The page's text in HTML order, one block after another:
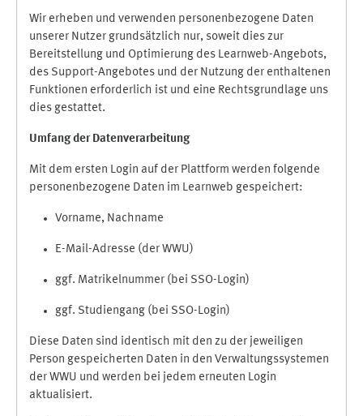
Wir erheben und verwenden personenbezogene Daten
unserer Nutzer grundsätzlich nur, soweit dies zur
Bereitstellung und Optimierung des Learnweb-Angebots,
des Support-Angebotes und der Nutzung der enthaltenen
Funktionen erforderlich ist und eine Rechtsgrundlage uns
dies gestattet.
Umfang der Datenverarbeitung
Mit dem ersten Login auf der Plattform werden folgende
personenbezogene Daten im Learnweb gespeichert:
Vorname, Nachname
E-Mail-Adresse (der WWU)
ggf. Matrikelnummer (bei SSO-Login)
ggf. Studiengang (bei SSO-Login)
Diese Daten sind identisch mit den zu der jeweiligen
Person gespeicherten Daten in den Verwaltungssystemen
der WWU und werden bei jedem erneuten Login
aktualisiert.